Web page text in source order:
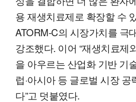
용 재생치료제로 확장할 수
ATORM-C의 시장가치를 극
강조했다. 이어 “재생치료제
을 아우르는 산업화 기반 기
럽·아시아 등 글로벌 시장
다”고 덧붙였다.